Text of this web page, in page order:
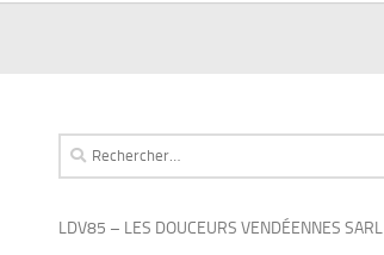
Rechercher :
LDV85 – LES DOUCEURS VENDÉENNES SARL